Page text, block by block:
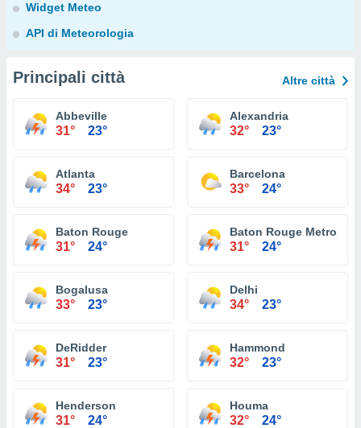
Widget Meteo
API di Meteorologia
Principali città Altre città
Abbeville
31° 23°
Alexandria
32° 23°
Atlanta
34° 23°
Barcelona
33° 24°
Baton Rouge
31° 24°
Baton Rouge
31° 24°
Bogalusa
33° 23°
Delhi
34° 23°
DeRidder
31° 23°
Hammond
32° 23°
Henderson
31° 24°
Houma
32° 24°